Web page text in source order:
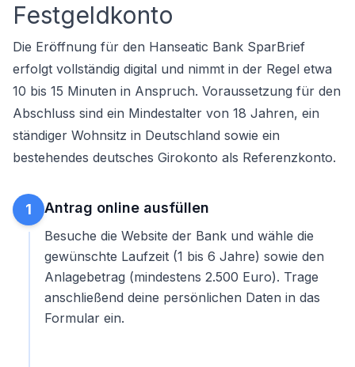
Festgeldkonto
Die Eröffnung für den Hanseatic Bank SparBrief
erfolgt vollständig digital und nimmt in der Regel etwa
10 bis 15 Minuten in Anspruch. Voraussetzung für den
Abschluss sind ein Mindestalter von 18 Jahren, ein
ständiger Wohnsitz in Deutschland sowie ein
bestehendes deutsches Girokonto als Referenzkonto.
1 Antrag online ausfüllen
Besuche die Website der Bank und wähle die
gewünschte Laufzeit (1 bis 6 Jahre) sowie den
Anlagebetrag (mindestens 2.500 Euro). Trage
anschließend deine persönlichen Daten in das
Formular ein.